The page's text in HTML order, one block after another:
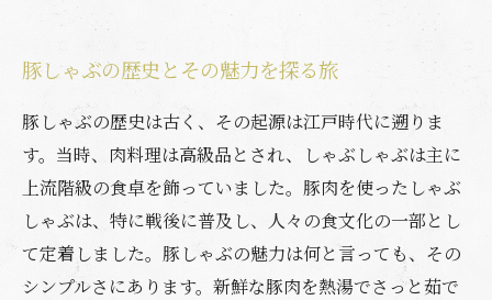
豚しゃぶを愛する人達の声
豚しゃぶの歴史とその魅力を探る旅
豚しゃぶの歴史は古く、その起源は江戸時代に遡りま
す。当時、肉料理は高級品とされ、しゃぶしゃぶは主に
上流階級の食卓を飾っていました。豚肉を使ったしゃぶ
しゃぶは、特に戦後に普及し、人々の食文化の一部とし
て定着しました。豚しゃぶの魅力は何と言っても、その
シンプルさにあります。新鮮な豚肉を熱湯でさっと茹で